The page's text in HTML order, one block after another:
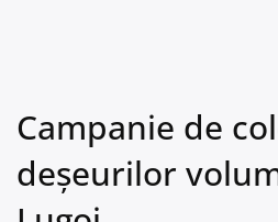
Campanie de
deșeurilor